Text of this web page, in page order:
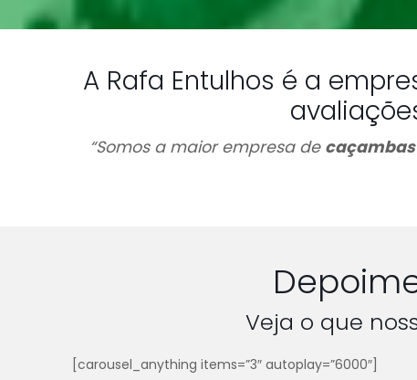
A Rafa Entulhos é a
“Somos a maior empresa de
Veja o que
[carousel_anything items=”3″ autoplay=”6000″]